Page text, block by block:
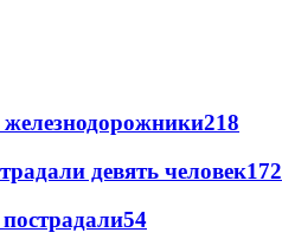
218
девять человек172
54